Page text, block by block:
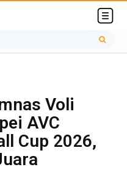
Voli
AVC
Cup 2026,